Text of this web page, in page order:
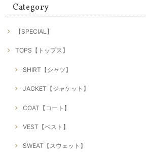
Category
【SPECIAL】
TOPS【トップス】
SHIRT【シャツ】
JACKET【ジャケット】
COAT【コート】
VEST【ベスト】
SWEAT【スウェット】